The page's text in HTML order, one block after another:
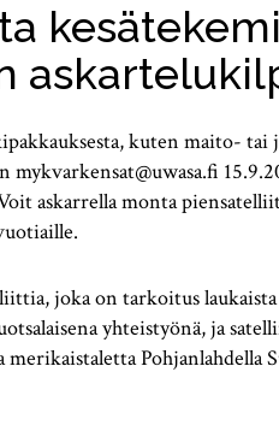
kuten maito- tai
mykvarkensat@uwasa.fi
askarrella monta
joka on tarkoitus
yhteistyönä, ja
Pohjanlahdella